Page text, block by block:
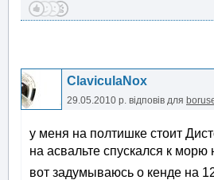
ClaviculaNox
29.05.2010 р. відповів для
у меня на полтишке стоит
на асвальте спускался к
вот задумываюсь о кенде на